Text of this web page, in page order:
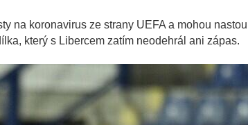
na koronavirus ze strany UEFA a mohou
který s Libercem zatím neodehrál ani zápas.